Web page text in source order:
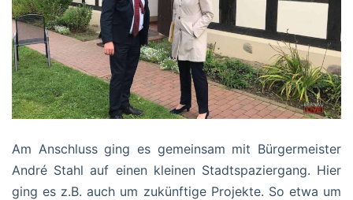
Am Anschluss ging es gemeinsam mit Bürgermeister
André Stahl auf einen kleinen Stadtspaziergang. Hier
ging es z.B. auch um zukünftige Projekte. So etwa um